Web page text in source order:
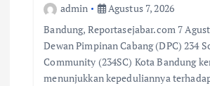
admin
Agustus 7, 2026
Bandung, Reportasejabar.com 7
Dewan Pimpinan Cabang (DPC) 234
Community (234SC) Kota Bandung
menunjukkan kepeduliannya